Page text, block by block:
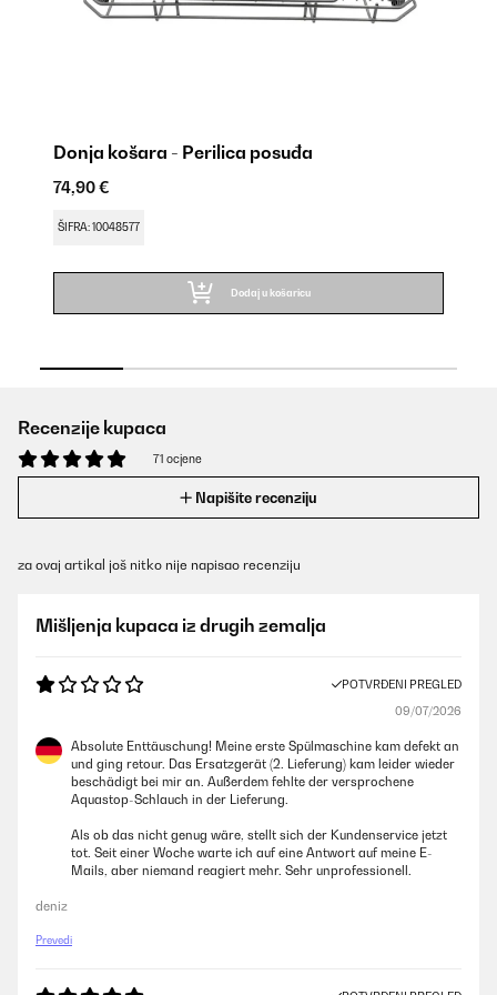
Donja košara - Perilica posuđa
74,90 €
ŠIFRA: 10048577
Dodaj u košaricu
Recenzije kupaca
71 ocjene
Napišite recenziju
za ovaj artikal još nitko nije napisao recenziju
Mišljenja kupaca iz drugih zemalja
POTVRĐENI PREGLED
09/07/2026
Absolute Enttäuschung! Meine erste Spülmaschine kam defekt an
und ging retour. Das Ersatzgerät (2. Lieferung) kam leider wieder
beschädigt bei mir an. Außerdem fehlte der versprochene
Aquastop-Schlauch in der Lieferung.
Als ob das nicht genug wäre, stellt sich der Kundenservice jetzt
tot. Seit einer Woche warte ich auf eine Antwort auf meine E-
Mails, aber niemand reagiert mehr. Sehr unprofessionell.
deniz
Prevedi